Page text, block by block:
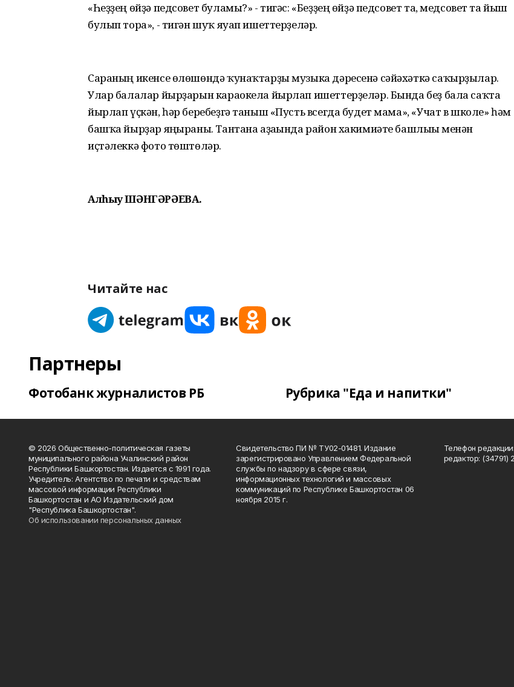
«Һеҙҙең өйҙә педсовет буламы?» - тигәс: «Беҙҙең өйҙә педсовет та, медсовет та йыш
булып тора», - тигән шуҡ яуап ишеттерҙеләр.
Сараның икенсе өлөшөндә ҡунаҡтарҙы музыка дәресенә сәйәхәткә саҡырҙылар.
Улар балалар йырҙарын караокела йырлап ишеттерҙеләр. Бында беҙ бала саҡта
йырлап үҫкән, һәр беребеҙгә таныш «Пусть всегда будет мама», «Учат в школе» һәм
башҡа йырҙар яңғыраны. Тантана аҙағында район хакимиәте башлығы менән
иҫтәлеккә фото төштөләр.
Алһыу ШӘНГӘРӘЕВА.
Читайте нас
Партнеры
Фотобанк журналистов РБ Рубрика "Еда и напитки"
© 2026 Общественно-политическая газеты
муниципального района Учалинский район
Республики Башкортостан. Издается с 1991 года.
Учредитель: Агентство по печати и средствам
массовой информации Республики
Башкортостан и АО Издательский дом
"Республика Башкортостан".
Об использовании персональных данных
Свидетельство ПИ № ТУ02-01481. Издание
зарегистрировано Управлением Федеральной
службы по надзору в сфере связи,
информационных технологий и массовых
коммуникаций по Республике Башкортостан 06
ноября 2015 г.
Телефон
редактор: (34791)